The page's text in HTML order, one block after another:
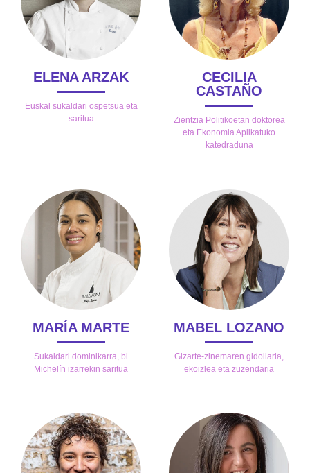
ELENA ARZAK
Euskal sukaldari ospetsua eta
saritua
CECILIA
CASTAÑO
Zientzia Politikoetan doktorea
eta Ekonomia Aplikatuko
katedraduna
MARÍA MARTE
Sukaldari dominikarra, bi
Michelín izarrekin saritua
MABEL LOZANO
Gizarte-zinemaren gidoilaria,
ekoizlea eta zuzendaria